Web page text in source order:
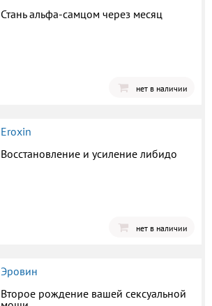
Стань альфа-самцом через месяц
нет в наличии
Eroxin
Восстановление и усиление либидо
нет в наличии
Эровин
Второе рождение вашей сексуальной